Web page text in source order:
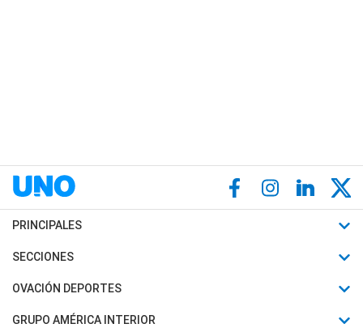
PRINCIPALES
Últimas Noticias
Política
SECCIONES
Horóscopo
Motores
OVACIÓN DEPORTES
Fútbol
GRUPO AMÉRICA INTERIOR